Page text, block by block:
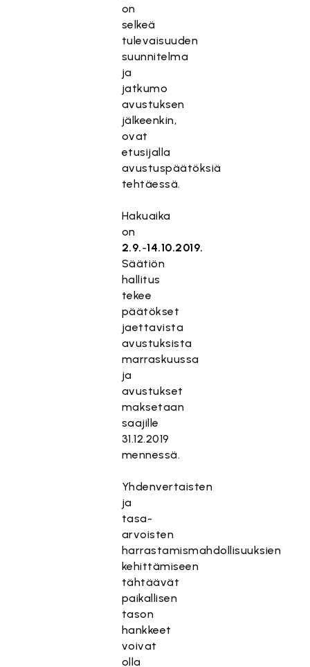
on
selkeä
tulevaisuuden
suunnitelma
ja
jatkumo
avustuksen
jälkeenkin,
ovat
etusijalla
avustuspäätöksiä
tehtäessä.
Hakuaika
on
2.9.-14.10.2019.
Säätiön
hallitus
tekee
päätökset
jaettavista
avustuksista
marraskuussa
ja
avustukset
maksetaan
saajille
31.12.2019
mennessä.
Yhdenvertaisten
ja
tasa-
arvoisten
harrastamismahdollisuuksien
kehittämiseen
tähtäävät
paikallisen
tason
hankkeet
voivat
olla